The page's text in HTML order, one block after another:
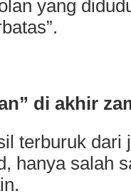
yang
di akhir
terburuk dari
hanya salah